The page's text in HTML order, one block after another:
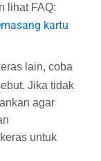
lihat FAQ:
kartu
lain, coba
Jika tidak
agar
untuk